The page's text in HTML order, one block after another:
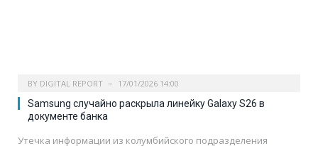
BY DIGITAL REPORT 17/01/2026 14:00
Samsung случайно раскрыла линейку Galaxy S26 в
документе банка
Утечка информации из колумбийского подразделения